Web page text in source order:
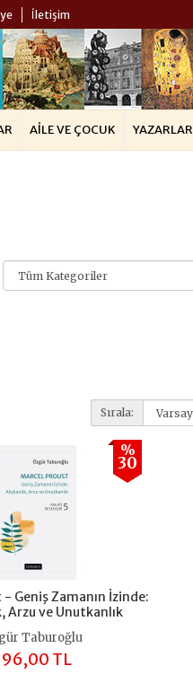
İletişim
AILE VE ÇOCUK YAZARLAR
Sırala:
%
30
Geniş Zamanın İzinde:
Arzu ve Unutkanlık
Taburoğlu
TL